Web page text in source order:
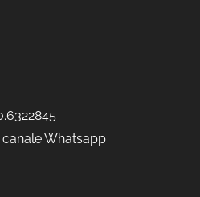
Whatsapp